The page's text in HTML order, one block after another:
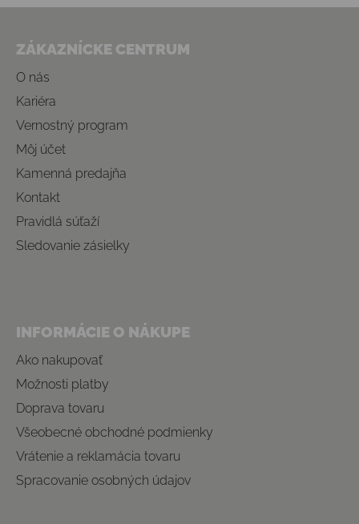
ZÁKAZNÍCKE CENTRUM
O nás
Kariéra
Vernostný program
Môj účet
Kamenná predajňa
Kontakt
Pravidlá súťaží
Sledovanie zásielky
INFORMÁCIE O NÁKUPE
Ako nakupovať
Možnosti platby
Doprava tovaru
Všeobecné obchodné podmienky
Vrátenie a reklamácia tovaru
Spracovanie osobných údajov